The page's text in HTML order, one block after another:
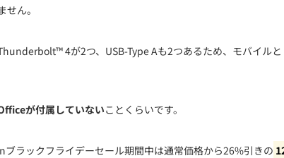
せん。
4が2つ、USB-Type Aも2つあるため、モバイル
が付属していないことくらいです。
ブラックフライデーセール期間中は通常価格から26%引きの